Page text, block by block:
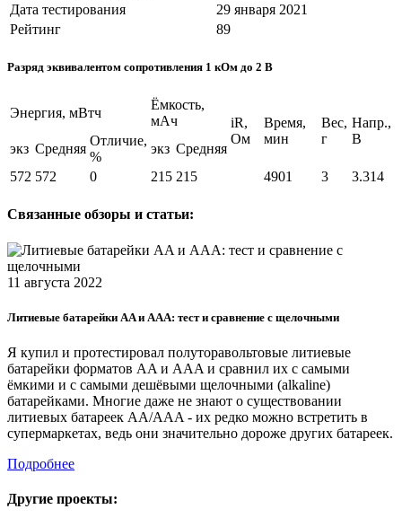
Дата тестирования
29 января 2021
Рейтинг
89
Разряд эквивалентом сопротивления 1 кОм до 2 В
Энергия, мВтч
Ёмкость,
мАч
iR,
Ом
Время,
мин
Вес,
г
Напр.,
В
экз Средняя
Отличие,
%
экз Средняя
572 572 0 215 215 4901 3 3.314
Связанные обзоры и статьи:
11 августа 2022
Литиевые батарейки AA и AAA: тест и сравнение с щелочными
Я купил и протестировал полуторавольтовые литиевые
батарейки форматов AA и AAA и сравнил их с самыми
ёмкими и с самыми дешёвыми щелочными (alkaline)
батарейками. Многие даже не знают о существовании
литиевых батареек AA/AAA - их редко можно встретить в
супермаркетах, ведь они значительно дороже других батареек.
Подробнее
Другие проекты: